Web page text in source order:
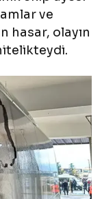
ve
hasar, olayın